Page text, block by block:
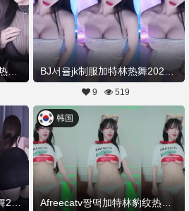
Afreecatv온S2加特林短裙热舞20250714Hot Dance BJ서율jk制服加特林热舞20250714Hot Dance
9 519
Afreecatv바카스后背抖臀舞20250713Hot Dance Afreecatv짱떡加特林豹纹热舞20250712Hot Dance
韩国